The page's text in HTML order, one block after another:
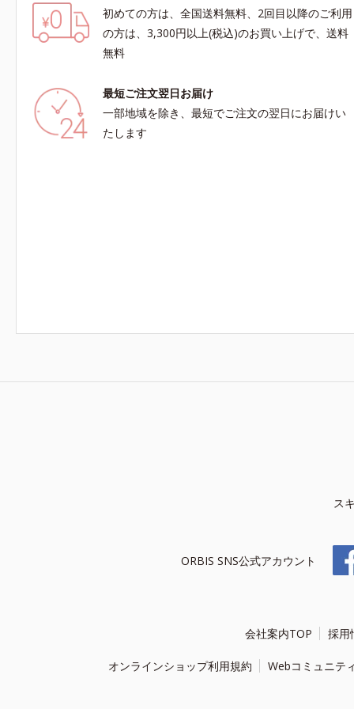
初めての方は、全国送料無料、2回目以降のご利用
の方は、3,300円以上(税込)のお買い上げで、送料
無料
最短ご注文翌日お届け
一部地域を除き、最短でご注文の翌日にお届けい
たします
ス
ORBIS SNS公式アカウント
会社案内TOP 採用
オンラインショップ利用規約 Webコミュニテ